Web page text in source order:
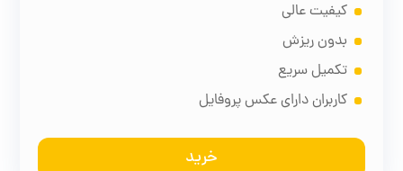
کیفیت عالی
بدون ریزش
تکمیل سریع
کاربران دارای عکس پروفایل
خرید